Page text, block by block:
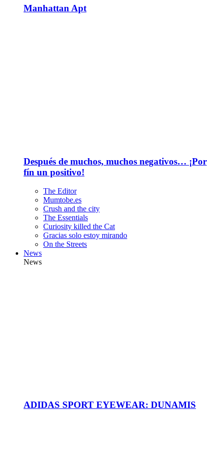
Manhattan Apt
Después de muchos, muchos negativos… ¡Por
fín un positivo!
The Editor
Mumtobe.es
Crush and the city
The Essentials
Curiosity killed the Cat
Gracias solo estoy mirando
On the Streets
News
News
ADIDAS SPORT EYEWEAR: DUNAMIS